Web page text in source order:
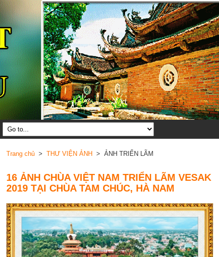
Trang chủ> THƯ VIỆN ẢNH> ẢNH TRIỂN LÃM
16 ẢNH CHÙA VIỆT NAM TRIỂN LÃM VESAK
2019 TẠI CHÙA TAM CHÚC, HÀ NAM